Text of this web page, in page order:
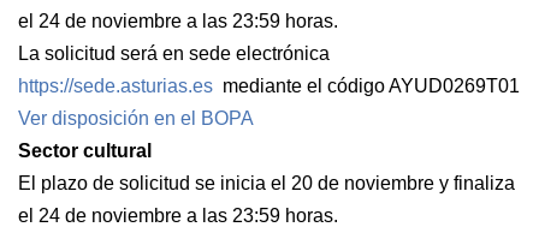
el 24 de noviembre a las 23:59 horas.
La solicitud será en sede electrónica
https://sede.asturias.es mediante el código AYUD0269T01
Ver disposición en el BOPA
Sector cultural
El plazo de solicitud se inicia el 20 de noviembre y finaliza
el 24 de noviembre a las 23:59 horas.